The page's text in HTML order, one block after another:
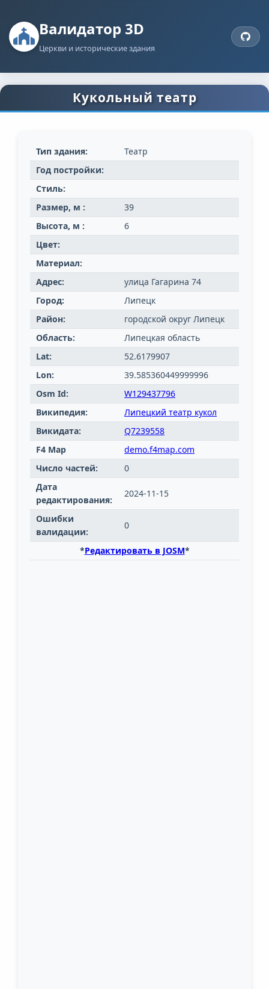
Валидатор 3D
Церкви и исторические здания
Кукольный театр
Тип здания:
Театр
Год постройки:
Стиль:
Размер, м :
39
Высота, м :
6
Цвет:
Материал:
Адрес:
улица Гагарина 74
Город:
Липецк
Район:
городской округ Липецк
Область:
Липецкая область
Lat:
52.6179907
Lon:
39.585360449999996
Osm Id:
W129437796
Википедия:
Липецкий театр кукол
Викидата:
Q7239558
F4 Map
demo.f4map.com
Число частей:
0
Дата
редактирования:
2024-11-15
Ошибки
валидации:
0
*Редактировать в JOSM*